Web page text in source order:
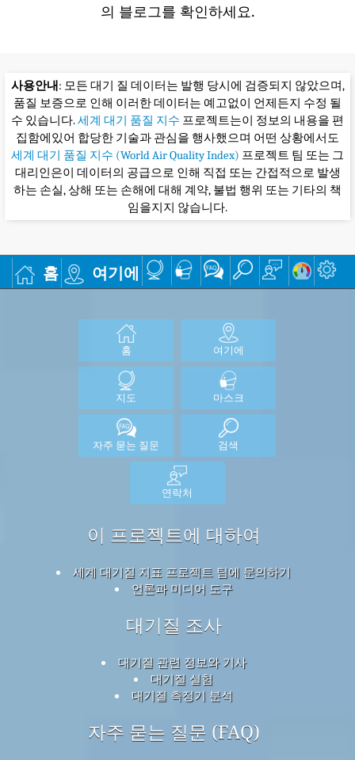
의 블로그를 확인하세요.
사용안내: 모든 대기 질 데이터는 발행 당시에 검증되지 않았으며,
품질 보증으로 인해 이러한 데이터는 예고없이 언제든지 수정 될
수 있습니다.세계 대기 품질 지수 프로젝트는이 정보의 내용을 편
집함에있어 합당한 기술과 관심을 행사했으며 어떤 상황에서도
세계 대기 품질 지수 (World Air Quality Index) 프로젝트 팀 또는 그
대리인은이 데이터의 공급으로 인해 직접 또는 간접적으로 발생
하는 손실, 상해 또는 손해에 대해 계약, 불법 행위 또는 기타의 책
임을지지 않습니다.
홈 여기에
홈 여기에
지도 마스크
자주 묻는 질문 검색
연락처
이 프로젝트에 대하여
세계 대기질 지표 프로젝트 팀에 문의하기
언론과 미디어 도구
대기질 조사
대기질 관련 정보와 기사
대기질 실험
대기질 측정기 분석
자주 묻는 질문 (FAQ)